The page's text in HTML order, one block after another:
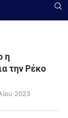
η
την Ρέκο
2023